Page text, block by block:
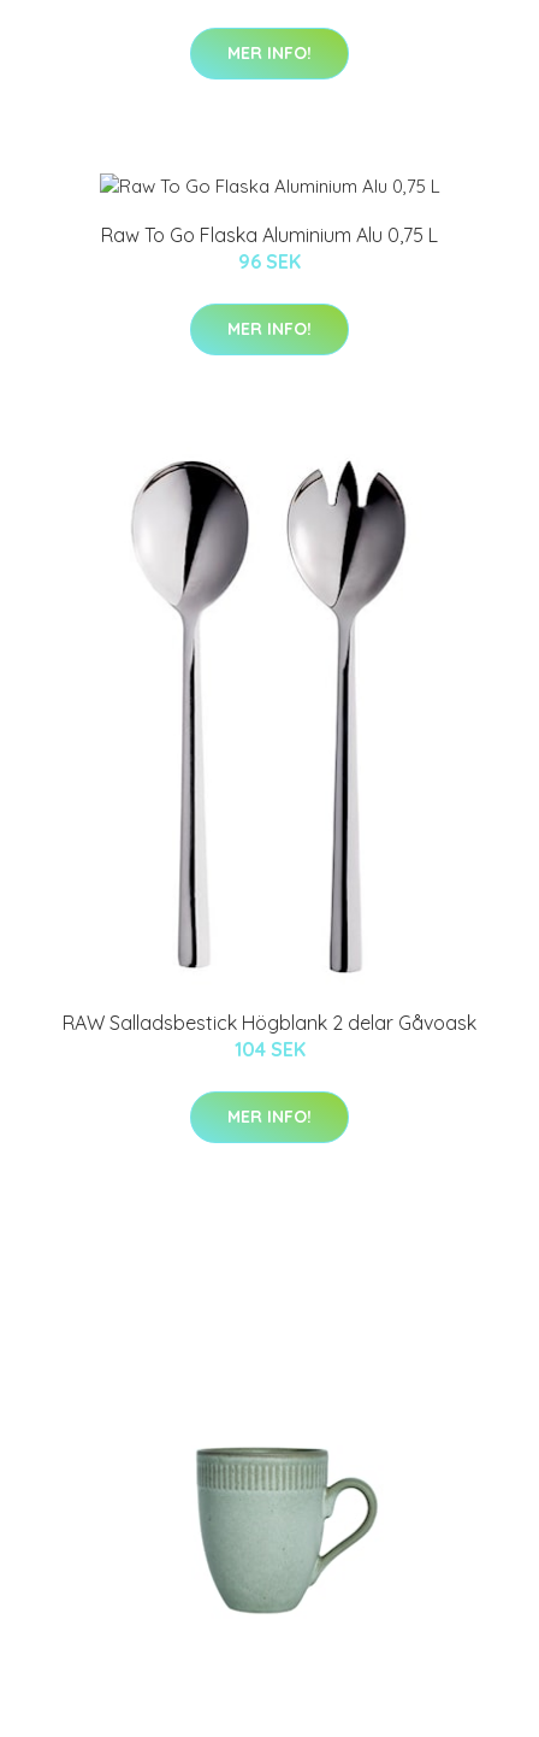
MER INFO!
Raw To Go Flaska Aluminium Alu 0,75 L
96 SEK
MER INFO!
RAW Salladsbestick Högblank 2 delar Gåvoask
104 SEK
MER INFO!